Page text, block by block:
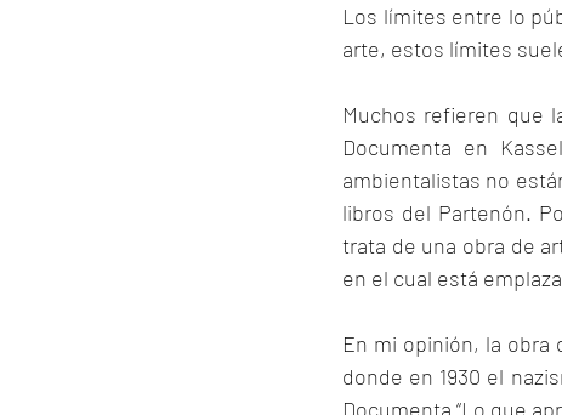
Los límites entre lo
arte, estos límites
Muchos refieren que
Documenta en
ambientalistas no
libros del Partenón.
trata de una obra de
en el cual está
En mi opinión, la obra
donde en 1930 el
Documenta “Lo que